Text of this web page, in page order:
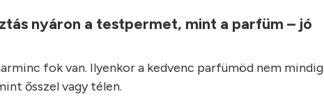
nyáron a testpermet, mint a parfüm – jó
fok van. Ilyenkor a kedvenc parfümöd nem mindig
ősszel vagy télen.